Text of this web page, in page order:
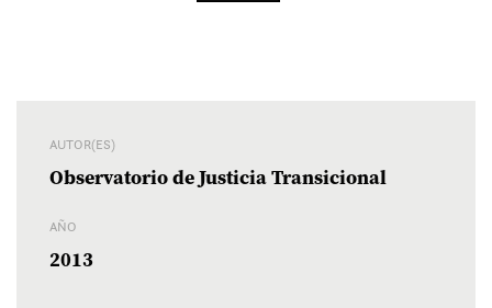
AUTOR(ES)
Observatorio de Justicia Transicional
AÑO
2013